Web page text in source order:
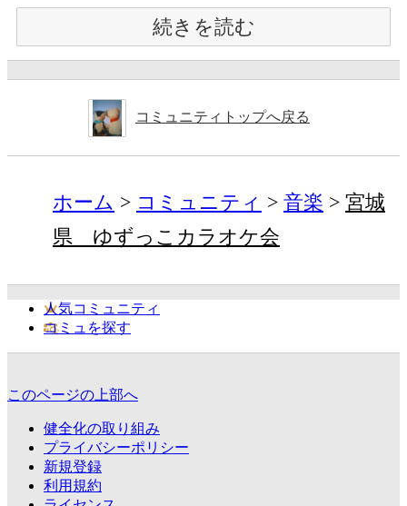
続きを読む
コミュニティトップへ戻る
ホーム コミュニティ 音楽
宮城
県 ゆずっこカラオケ会
人気コミュニティ
コミュを探す
このページの上部へ
健全化の取り組み
プライバシーポリシー
新規登録
利用規約